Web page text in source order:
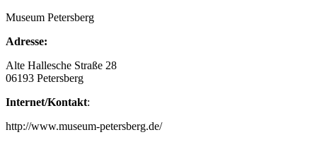
Museum Petersberg
Adresse:
Alte Hallesche Straße 28
06193 Petersberg
Internet/Kontakt:
http://www.museum-petersberg.de/